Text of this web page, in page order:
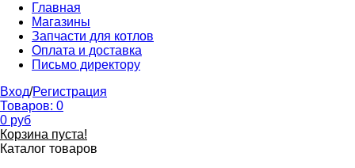
Главная
Магазины
Запчасти для котлов
Оплата и доставка
Письмо директору
Вход/Регистрация
Товаров: 0
0 руб
Корзина пуста!
Каталог товаров